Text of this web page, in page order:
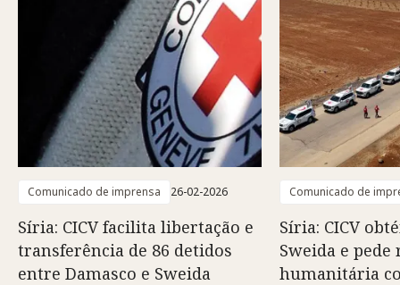
Comunicado de imprensa 26-02-2026
Síria: CICV facilita libertação e
transferência de 86 detidos
entre Damasco e Sweida
Comunicado de
Síria: CICV
Sweida e pede
humanitária